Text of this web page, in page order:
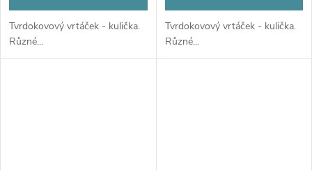
Tvrdokovový vrtáček - kulička.
Různé...
Tvrdokovový vrtáček - kulička.
Různé...